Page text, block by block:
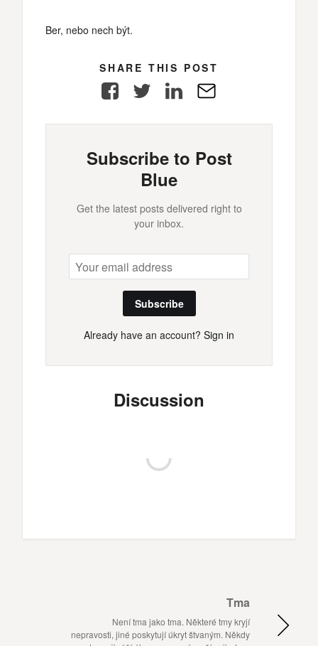
Ber, nebo nech být.
SHARE THIS POST
FacebookTwitter LinkedIn
Subscribe to Post
Blue
Get the latest posts delivered right to
your inbox.
Subscribe
Already have an account? Sign in
Discussion
Tma
Není tma jako tma. Některé tmy kryjí
nepravosti, jiné poskytují úkryt štvaným. Někdy